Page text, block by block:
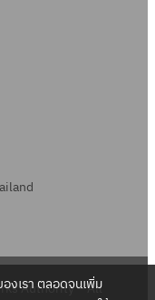
Authority – All
งเรา ตลอดจนเพิ่ม